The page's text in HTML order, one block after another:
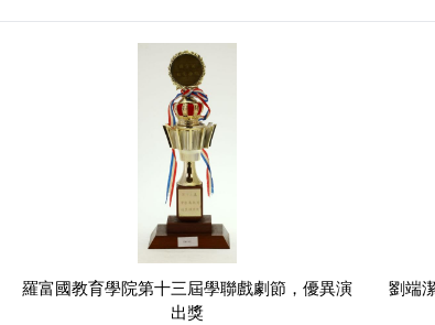
羅富國教育學院第十三屆學聯戲劇節，優異演
出獎
劉端